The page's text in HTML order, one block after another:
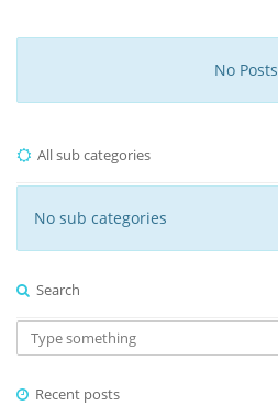
No Posts
All sub categories
No sub categories
Search
Recent posts